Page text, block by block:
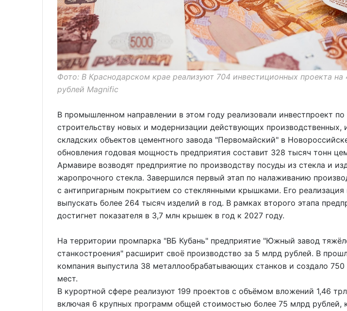
Фото: В Краснодарском крае реализуют 704 инвестиционных проекта на
рублей Magnific
В промышленном направлении в этом году реализовали инвестпроект по
строительству новых и модернизации действующих производственных,
складских объектов цементного завода "Первомайский" в
обновления годовая мощность предприятия составит 328 тысяч тонн
Армавире возводят предприятие по производству посуды из стекла и
жаропрочного стекла. Завершился первый этап по налаживанию
с антипригарным покрытием со стеклянными крышками. Его реализация
выпускать более 264 тысяч изделий в год. В рамках второго этапа
достигнет показателя в 3,7 млн крышек в год к 2027 году.
На территории промпарка "ВБ Кубань" предприятие "Южный завод
станкостроения" расширит своё производство за 5 млрд рублей. В
компания выпустила 38 металлообрабатывающих станков и создало 750
мест.
В курортной сфере реализуют 199 проектов с объёмом вложений 1,46
включая 6 крупных программ общей стоимостью более 75 млрд рублей,